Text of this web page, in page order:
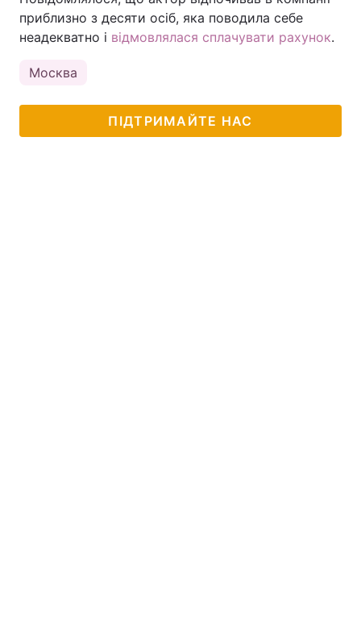
приблизно з десяти осіб, яка поводила себе
неадекватно і відмовлялася сплачувати рахунок.
Москва
ПІДТРИМАЙТЕ НАС